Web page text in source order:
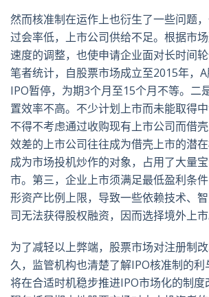
然而核准制在运作上也衍生了一些问题
过会率低，上市公司供给不足。根据市
速度的调整，也使申请企业面对长时间
笔者统计，自股票市场成立至2015年，
IPO暂停，为期3个月至15个月不等。二
置效率不高。不少计划上市而未能取得中
不得不考虑通过收购现有上市公司而借
效差的上市公司往往成为借壳上市的潜
成为市场投机炒作的对象，占用了大量
市。第三，企业上市须满足最低盈利条
形资产比例上限，导致一些依赖技术、
司无法获得股权融资，因而选择境外上市
为了减轻以上弊端，股票市场对注册制
久，监管机构也清楚了解IPO核准制的
将在合适时机稳步推进IPO市场化的制